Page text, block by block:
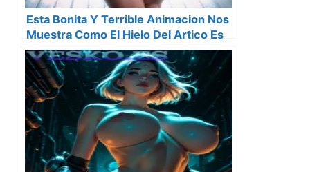
Esta Bonita Y Terrible Animacion Nos
Muestra Como El Hielo Del Artico Es
Cada Vez Mas Joven Y Fino Y Eso No
Es Nada Bueno